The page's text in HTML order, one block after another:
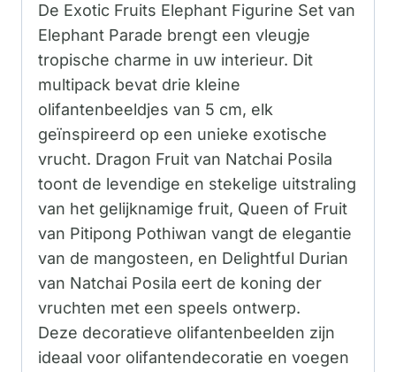
De Exotic Fruits Elephant Figurine Set van
Elephant Parade brengt een vleugje
tropische charme in uw interieur. Dit
multipack bevat drie kleine
olifantenbeeldjes van 5 cm, elk
geïnspireerd op een unieke exotische
vrucht. Dragon Fruit van Natchai Posila
toont de levendige en stekelige uitstraling
van het gelijknamige fruit, Queen of Fruit
van Pitipong Pothiwan vangt de elegantie
van de mangosteen, en Delightful Durian
van Natchai Posila eert de koning der
vruchten met een speels ontwerp.
Deze decoratieve olifantenbeelden zijn
ideaal voor olifantendecoratie en voegen